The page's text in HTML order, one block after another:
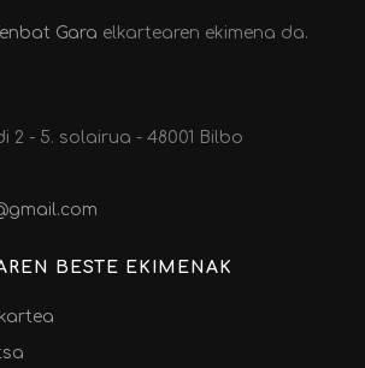
Gara elkartearen ekimena da.
2 - 5. solairua - 48001 Bilbo
BESTE EKIMENAK